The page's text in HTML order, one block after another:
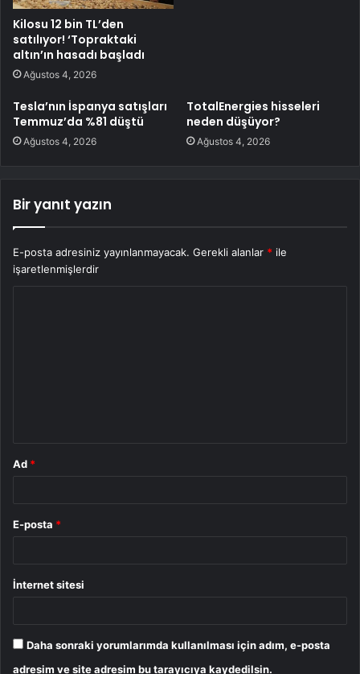
Kilosu 12 bin TL’den
satılıyor! ‘Topraktaki
altın’ın hasadı başladı
Ağustos 4, 2026
Tesla’nın İspanya satışları
Temmuz’da %81 düştü
Ağustos 4, 2026
TotalEnergies hisseleri
neden düşüyor?
Ağustos 4, 2026
Bir yanıt yazın
E-posta adresiniz yayınlanmayacak. Gerekli alanlar * ile
işaretlenmişlerdir
Ad *
E-posta *
İnternet sitesi
Daha sonraki yorumlarımda kullanılması için adım, e-posta
adresim ve site adresim bu tarayıcıya kaydedilsin.